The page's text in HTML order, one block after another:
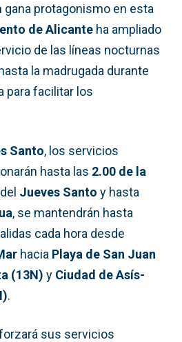
gana protagonismo en esta
de Alicante ha ampliado
de las líneas nocturnas
hasta la madrugada durante
para facilitar los
Santo, los servicios
hasta las 2.00 de la
Jueves Santo y hasta
, se mantendrán hasta
cada hora desde
hacia Playa de San Juan
(13N) y Ciudad de Asís-
.
sus servicios